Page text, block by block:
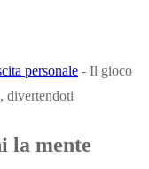
personale - Il gioco
divertendoti
la mente